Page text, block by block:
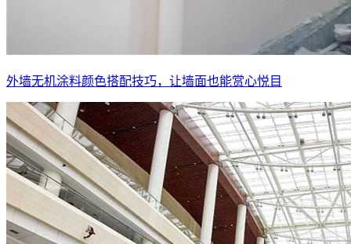
外墙无机涂料颜色搭配技巧，让墙面也能赏心悦目